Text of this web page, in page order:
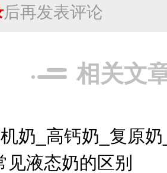
后再发表评论
相关文
奶_高钙奶_复原奶
见液态奶的区别